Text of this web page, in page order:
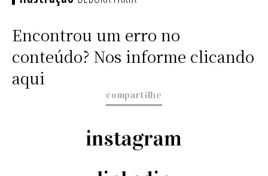
Encontrou um erro no
conteúdo? Nos informe clicando
aqui
compartilhe
instagram